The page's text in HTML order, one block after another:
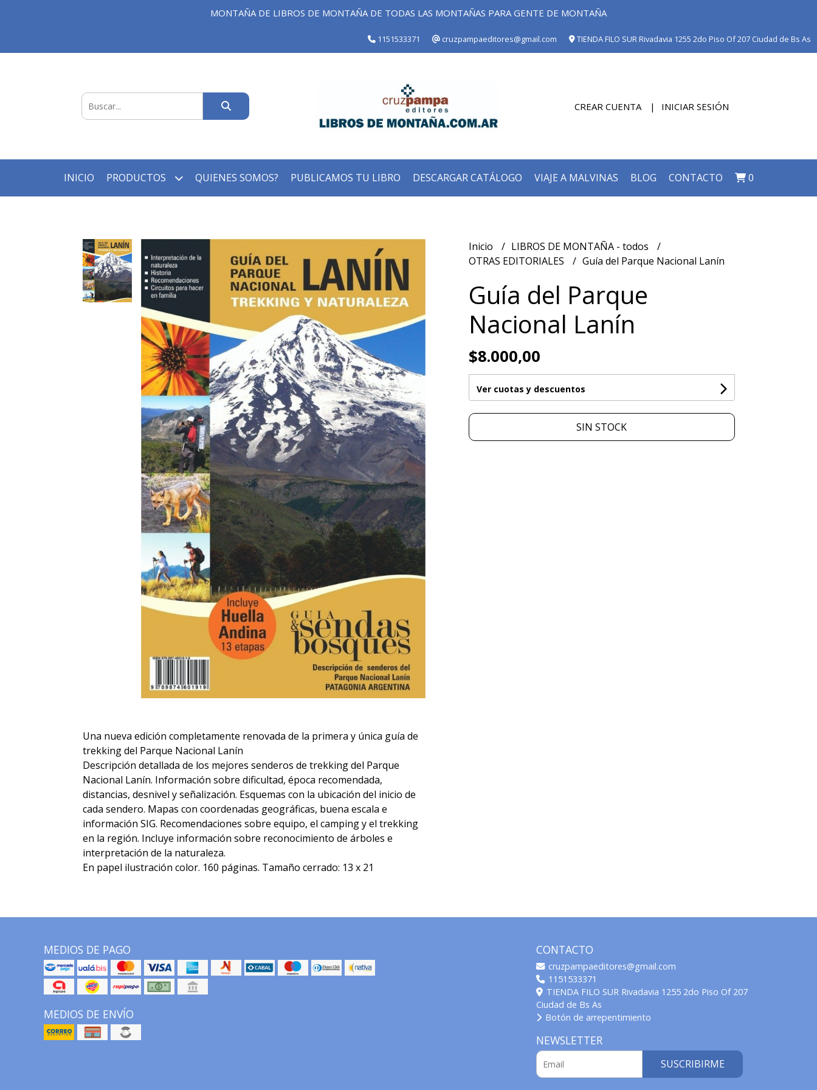
MONTAÑA DE LIBROS DE MONTAÑA DE TODAS LAS MONTAÑAS PARA GENTE DE MONTAÑA
1151533371 cruzpampaeditores@gmail.com TIENDA FILO SUR Rivadavia 1255 2do Piso Of 207 Ciudad de Bs As
CREAR CUENTA INICIAR SESIÓN
INICIO PRODUCTOS QUIENES SOMOS? PUBLICAMOS TU LIBRO DESCARGAR CATÁLOGO VIAJE A MALVINAS BLOG CONTACTO 0
Una nueva edición completamente renovada de la primera y única guía de
trekking del Parque Nacional Lanín
Descripción detallada de los mejores senderos de trekking del Parque
Nacional Lanín. Información sobre dificultad, época recomendada,
distancias, desnivel y señalización. Esquemas con la ubicación del inicio de
cada sendero. Mapas con coordenadas geográficas, buena escala e
información SIG. Recomendaciones sobre equipo, el camping y el trekking
en la región. Incluye información sobre reconocimiento de árboles e
interpretación de la naturaleza.
En papel ilustración color. 160 páginas. Tamaño cerrado: 13 x 21
Inicio
LIBROS DE MONTAÑA - todos
OTRAS EDITORIALES
Guía del Parque Nacional Lanín
Guía del Parque
Nacional Lanín
$8.000,00
Ver cuotas y descuentos
SIN STOCK
MEDIOS DE PAGO
MEDIOS DE ENVÍO
CONTACTO
cruzpampaeditores@gmail.com
1151533371
TIENDA FILO SUR Rivadavia 1255 2do Piso Of 207
Ciudad de Bs As
Botón de arrepentimiento
NEWSLETTER
SUSCRIBIRME